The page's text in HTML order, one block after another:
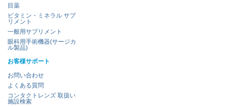
目薬
ビタミン・ミネラル サプ
リメント
一般用サプリメント
眼科用手術機器(サージカ
ル製品)
お客様サポート
お問い合わせ
よくある質問
コンタクトレンズ 取扱い
施設検索